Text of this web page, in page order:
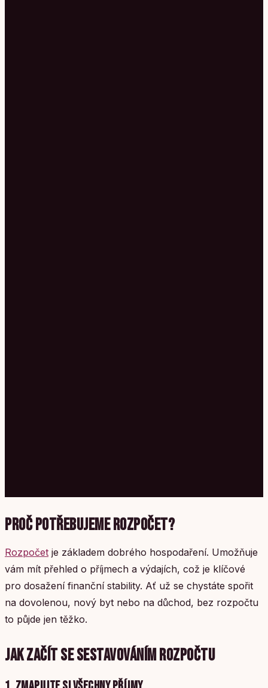
PROČ POTŘEBUJEME ROZPOČET?
Rozpočet je základem dobrého hospodaření. Umožňuje
vám mít přehled o příjmech a výdajích, což je klíčové
pro dosažení finanční stability. Ať už se chystáte spořit
na dovolenou, nový byt nebo na důchod, bez rozpočtu
to půjde jen těžko.
JAK ZAČÍT SE SESTAVOVÁNÍM ROZPOČTU